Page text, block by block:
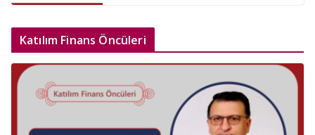
Katılım Finans Öncüleri